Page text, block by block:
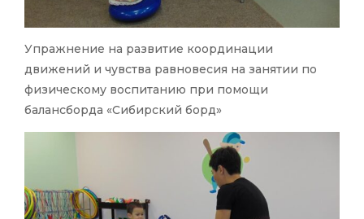
Упражнение на развитие координации
движений и чувства равновесия на занятии по
физическому воспитанию при помощи
балансборда «Сибирский борд»